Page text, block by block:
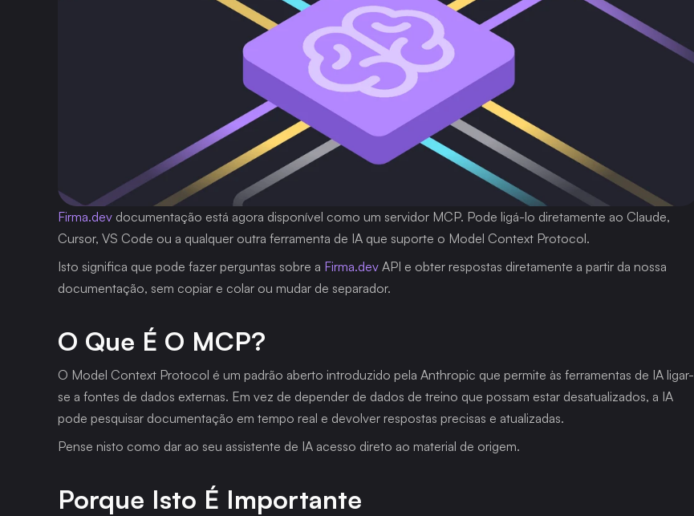
Firma.dev documentação está agora disponível como um servidor MCP. Pode ligá-lo diretamente ao Claude,
Cursor, VS Code ou a qualquer outra ferramenta de IA que suporte o Model Context Protocol.
Isto significa que pode fazer perguntas sobre a Firma.dev API e obter respostas diretamente a partir da nossa
documentação, sem copiar e colar ou mudar de separador.
O Que É O MCP?
O Model Context Protocol é um padrão aberto introduzido pela Anthropic que permite às ferramentas de IA ligar-
se a fontes de dados externas. Em vez de depender de dados de treino que possam estar desatualizados, a IA
pode pesquisar documentação em tempo real e devolver respostas precisas e atualizadas.
Pense nisto como dar ao seu assistente de IA acesso direto ao material de origem.
Porque Isto É Importante